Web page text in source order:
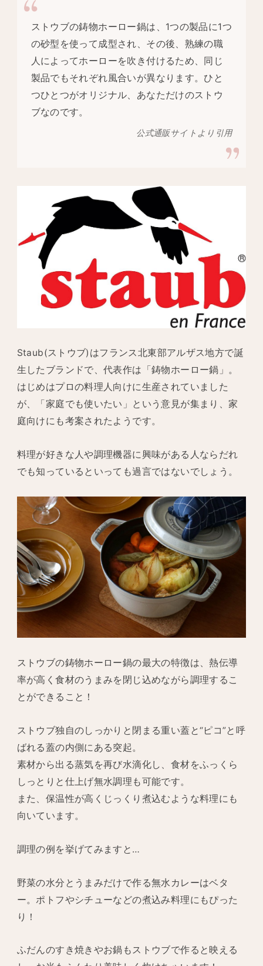
ストウブの鋳物ホーロー鍋は、1つの製品に1つ
の砂型を使って成型され、その後、熟練の職
人によってホーローを吹き付けるため、同じ
製品でもそれぞれ風合いが異なります。ひと
つひとつがオリジナル、あなただけのストウ
ブなのです。
公式通販サイトより引用
Staub(ストウブ)はフランス北東部アルザス地方で誕
生したブランドで、代表作は「鋳物ホーロー鍋」。
はじめはプロの料理人向けに生産されていました
が、「家庭でも使いたい」という意見が集まり、家
庭向けにも考案されたようです。
料理が好きな人や調理機器に興味がある人ならだれ
でも知っているといっても過言ではないでしょう。
ストウブの鋳物ホーロー鍋の最大の特徴は、熱伝導
率が高く食材のうまみを閉じ込めながら調理するこ
とができること！
ストウブ独自のしっかりと閉まる重い蓋と“ピコ”と呼
ばれる蓋の内側にある突起。
素材から出る蒸気を再び水滴化し、食材をふっくら
しっとりと仕上げ無水調理も可能です。
また、保温性が高くじっくり煮込むような料理にも
向いています。
調理の例を挙げてみますと…
野菜の水分とうまみだけで作る無水カレーはベタ
ー。ポトフやシチューなどの煮込み料理にもぴった
り！
ふだんのすき焼きやお鍋もストウブで作ると映える